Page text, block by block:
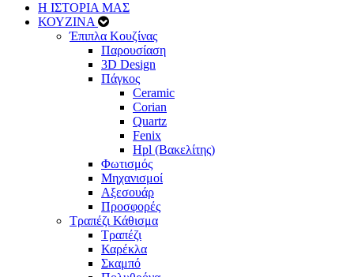
Η ΙΣΤΟΡΙΑ ΜΑΣ
ΚΟΥΖΙΝΑ
Έπιπλα Κουζίνας
Παρουσίαση
3D Design
Πάγκος
Ceramic
Corian
Quartz
Fenix
Hpl (Βακελίτης)
Φωτισμός
Μηχανισμοί
Αξεσουάρ
Προσφορές
Τραπέζι Κάθισμα
Τραπέζι
Καρέκλα
Σκαμπό